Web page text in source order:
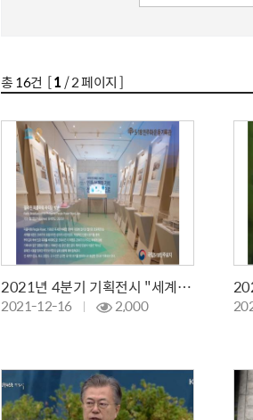
총16건 [1 / 2 페이지 ]
2021년 4분기 기획전시 "세계인권기록물"
2021-12-16 2,000